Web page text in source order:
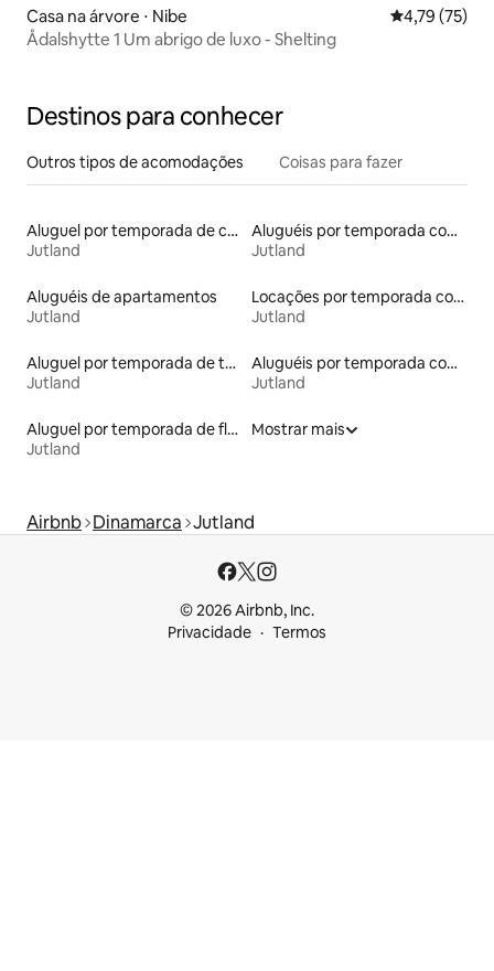
Casa na árvore ⋅ Nibe 4,79 de uma
4,79 (75)
Ådalshytte 1 Um abrigo de luxo - Shelting
Destinos para conhecer
Outros tipos de acomodações Coisas para fazer
Aluguel por temporada de casas-barco
Jutland
Aluguéis por temporada com suítes privativas
Jutland
Aluguéis de apartamentos
Jutland
Locações por temporada com piscina
Jutland
Aluguel por temporada de tendas
Jutland
Aluguéis por temporada com acesso à praia
Jutland
Aluguel por temporada de flats
Jutland
Mostrar mais
Airbnb Dinamarca Jutland
© 2026 Airbnb, Inc.
Privacidade
Termos